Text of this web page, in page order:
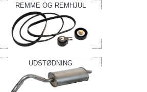
REMME OG REMHJUL
UDSTØDNING